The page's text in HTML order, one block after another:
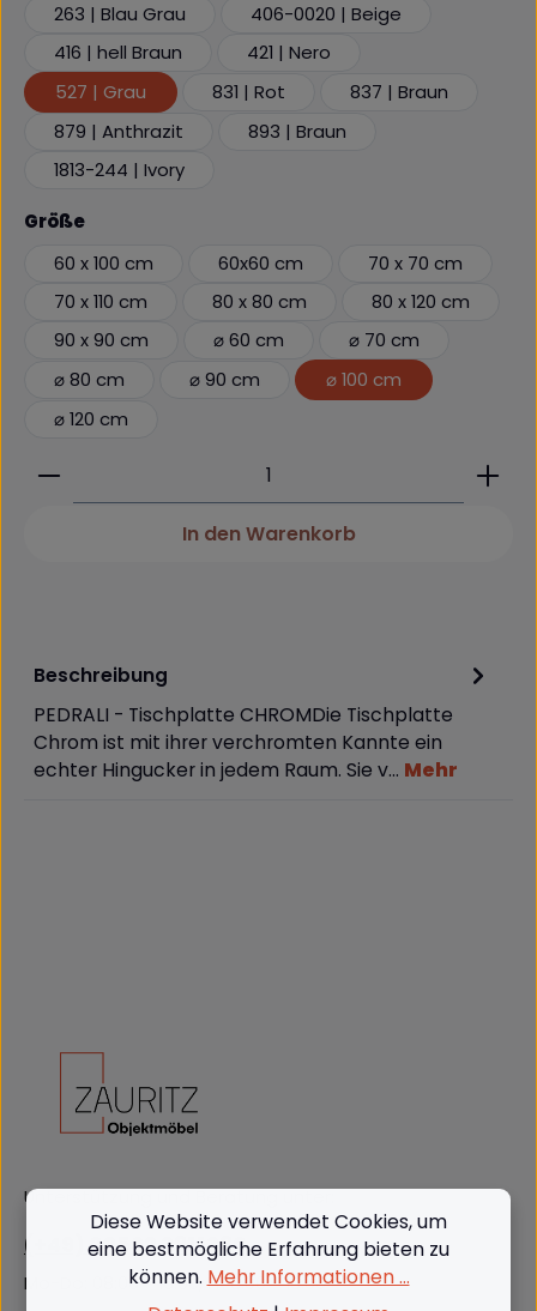
263 | Blau Grau
406-0020 | Beige
416 | hell Braun
421 | Nero
527 | Grau
831 | Rot
837 | Braun
879 | Anthrazit
893 | Braun
1813-244 | Ivory
Größeauswählen
60 x 100 cm
60x60 cm
70 x 70 cm
70 x 110 cm
80 x 80 cm
80 x 120 cm
90 x 90 cm
⌀ 60 cm
⌀ 70 cm
⌀ 80 cm
⌀ 90 cm
⌀ 100 cm
⌀ 120 cm
Produkt Anzahl: Gib den gewünschten Wert
In den Warenkorb
Beschreibung
PEDRALI - Tischplatte CHROMDie Tischplatte
Chrom ist mit ihrer verchromten Kannte ein
echter Hingucker in jedem Raum. Sie v… Mehr
Unterstützung und Beratung unter:
(+49) 09562 3811380
Mo-Do: 08:00 - 16:00, Fr: 8:00 - 13:00
Diese Website verwendet Cookies, um
eine bestmögliche Erfahrung bieten zu
können. Mehr Informationen ...